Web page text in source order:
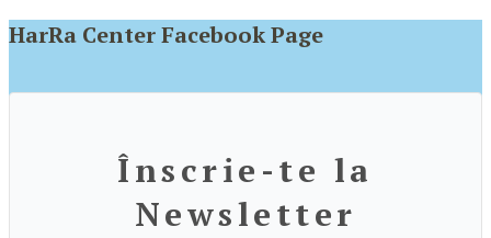
HarRa Center Facebook Page
Înscrie-te la
Newsletter